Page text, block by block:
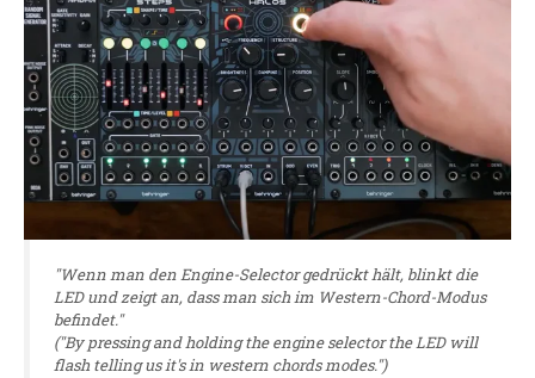
"Wenn man den Engine-Selector gedrückt hält, blinkt die
LED und zeigt an, dass man sich im Western-Chord-Modus
befindet."
("By pressing and holding the engine selector the LED will
flash telling us it's in western chords modes.")